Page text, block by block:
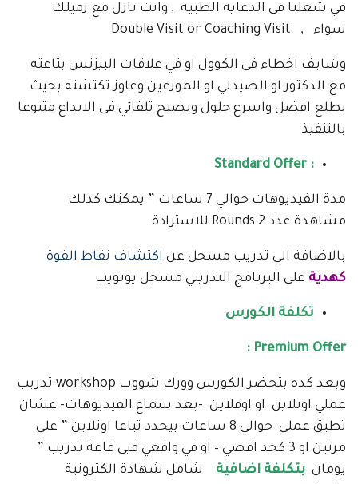
في شغلنا فى الدعاية الطبية , وانت نازل مع زميلك
سواء , Double Visit or Coaching Visit
وشايف اخطاء فى الكوول او في علاقات البيزنس بتاعته
مع الدكتور او الصيدلي او الموزعين وعاوز تكتشنه بحيث
يطلع افضل واسرع حلول ويضبح تلقائي فى الابداع متبوعا
بالتنفيذ
: Standard Offer
مدة الفيديوهات حوالي 7 ساعات ” يمكنك كذلك
مشاهدة عدد 2 Rounds للاستزادة
بالاضافة الي تدريب مسجل عن اكتشاف نقاط القوة
كهدية على البرنامج التدريبي مسجل يوتويب
تكلفة الكورس
Premium Offer :
وبعد كده بتحضر الكورس وورك شووب workshop تدريب
عملي اونلاين او اوفلاين -بعد سماع الفيديوهات- عشان
تطبق عملي حوالي 8 ساعات بيحدد تباعا اونلاين ” على
مرتين او 3 كحد اقصي – او في وافعي فيى قاعة تدريب ”
يومان بتكلفة اضافية
شامل شهادة الكترونية